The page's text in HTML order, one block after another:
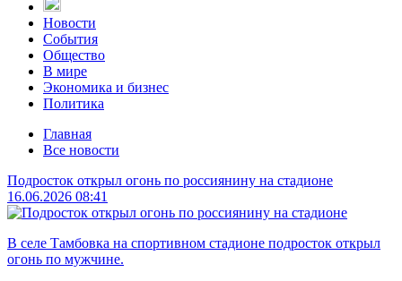
Новости
События
Общество
В мире
Экономика и бизнес
Политика
Главная
Все новости
Подросток открыл огонь по россиянину на стадионе
16.06.2026 08:41
В селе Тамбовка на спортивном стадионе подросток открыл
огонь по мужчине.